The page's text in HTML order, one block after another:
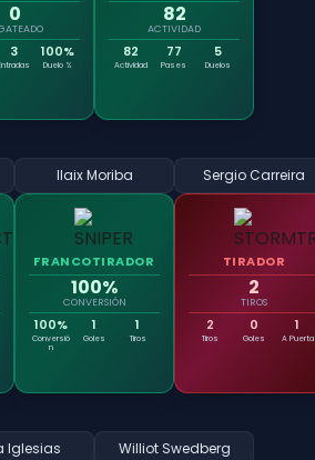
0
3 100%
Duelo %
82
ACTIVIDAD
82
Actividad
77
Pases
5
Duelos
Ilaix Moriba
FRANCOTIRADOR
100%
CONVERSIÓN
100%
Conversió
n
1
Goles
1
Tiros
Sergio Carreira
TIRADOR
2
TIROS
2
Tiros
0
Goles
1
A Puerta
Iglesias Williot Swedberg